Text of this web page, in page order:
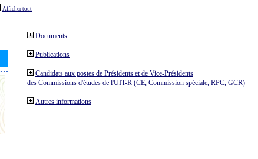
Afficher tout
Documents
Publications
Candidats aux postes de Présidents et de Vice-Présidents
des Commissions d'études de l'UIT-R (CE, Commission spéciale, RPC, GCR)
Autres informations